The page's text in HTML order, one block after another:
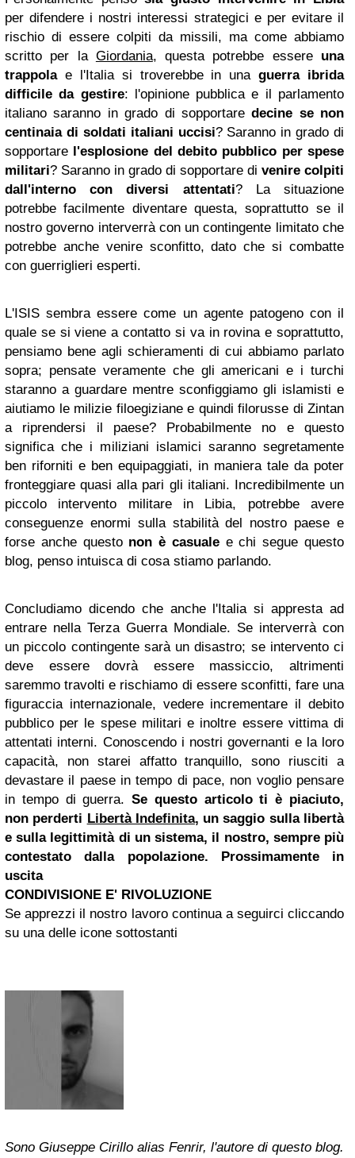
per difendere i nostri interessi strategici e per evitare il
rischio di essere colpiti da missili, ma come abbiamo
scritto per la Giordania, questa potrebbe essereuna
trappolae l'Italia si troverebbe in unaguerra ibrida
difficile da gestire: l'opinione pubblica e il parlamento
italiano saranno in grado di sopportaredecine se non
centinaia di soldati italiani uccisi? Saranno in grado di
sopportare l'esplosione del debito pubblico per spese
militari? Saranno in grado di sopportare di venire colpiti
dall'interno con diversi attentati? La situazione
potrebbe facilmente diventare questa, soprattutto se il
nostro governo interverrà con un contingente limitato che
potrebbe anche venire sconfitto, dato che si combatte
con guerriglieri esperti.
L'ISIS sembra essere come un agente patogeno con il
quale se si viene a contatto si va in rovina e soprattutto,
pensiamo bene agli schieramenti di cui abbiamo parlato
sopra; pensate veramente che gli americani e i turchi
staranno a guardare mentre sconfiggiamo gli islamisti e
aiutiamo le milizie filoegiziane e quindi filorusse di Zintan
a riprendersi il paese? Probabilmente no e questo
significa che i miliziani islamici saranno segretamente
ben riforniti e ben equipaggiati, in maniera tale da poter
fronteggiare quasi alla pari gli italiani. Incredibilmente un
piccolo intervento militare in Libia, potrebbe avere
conseguenze enormi sulla stabilità del nostro paese e
forse anche questonon è casualee chi segue questo
blog, penso intuisca di cosa stiamo parlando.
Concludiamo dicendo che anche l'Italia si appresta ad
entrare nella Terza Guerra Mondiale. Se interverrà con
un piccolo contingente sarà un disastro; se intervento ci
deve essere dovrà essere massiccio, altrimenti
saremmo travolti e rischiamo di essere sconfitti, fare una
figuraccia internazionale, vedere incrementare il debito
pubblico per le spese militari e inoltre essere vittima di
attentati interni. Conoscendo i nostri governanti e la loro
capacità, non starei affatto tranquillo, sono riusciti a
devastare il paese in tempo di pace, non voglio pensare
in tempo di guerra.Se questo articolo ti è piaciuto,
non perderti Libertà Indefinita, un saggio sulla libertà
e sulla legittimità di un sistema, il nostro, sempre più
contestato dalla popolazione. Prossimamente in
uscita
CONDIVISIONE E' RIVOLUZIONE
Se apprezzi il nostro lavoro continua a seguirci cliccando
su una delle icone sottostanti
Sono Giuseppe Cirillo alias Fenrir, l'autore di questo blog.